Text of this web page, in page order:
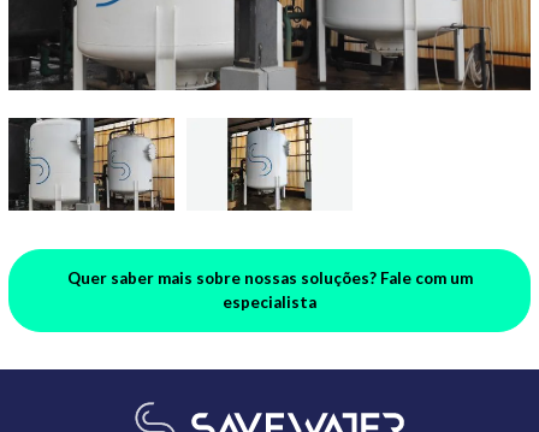
Quer saber mais sobre nossas soluções? Fale com um
especialista